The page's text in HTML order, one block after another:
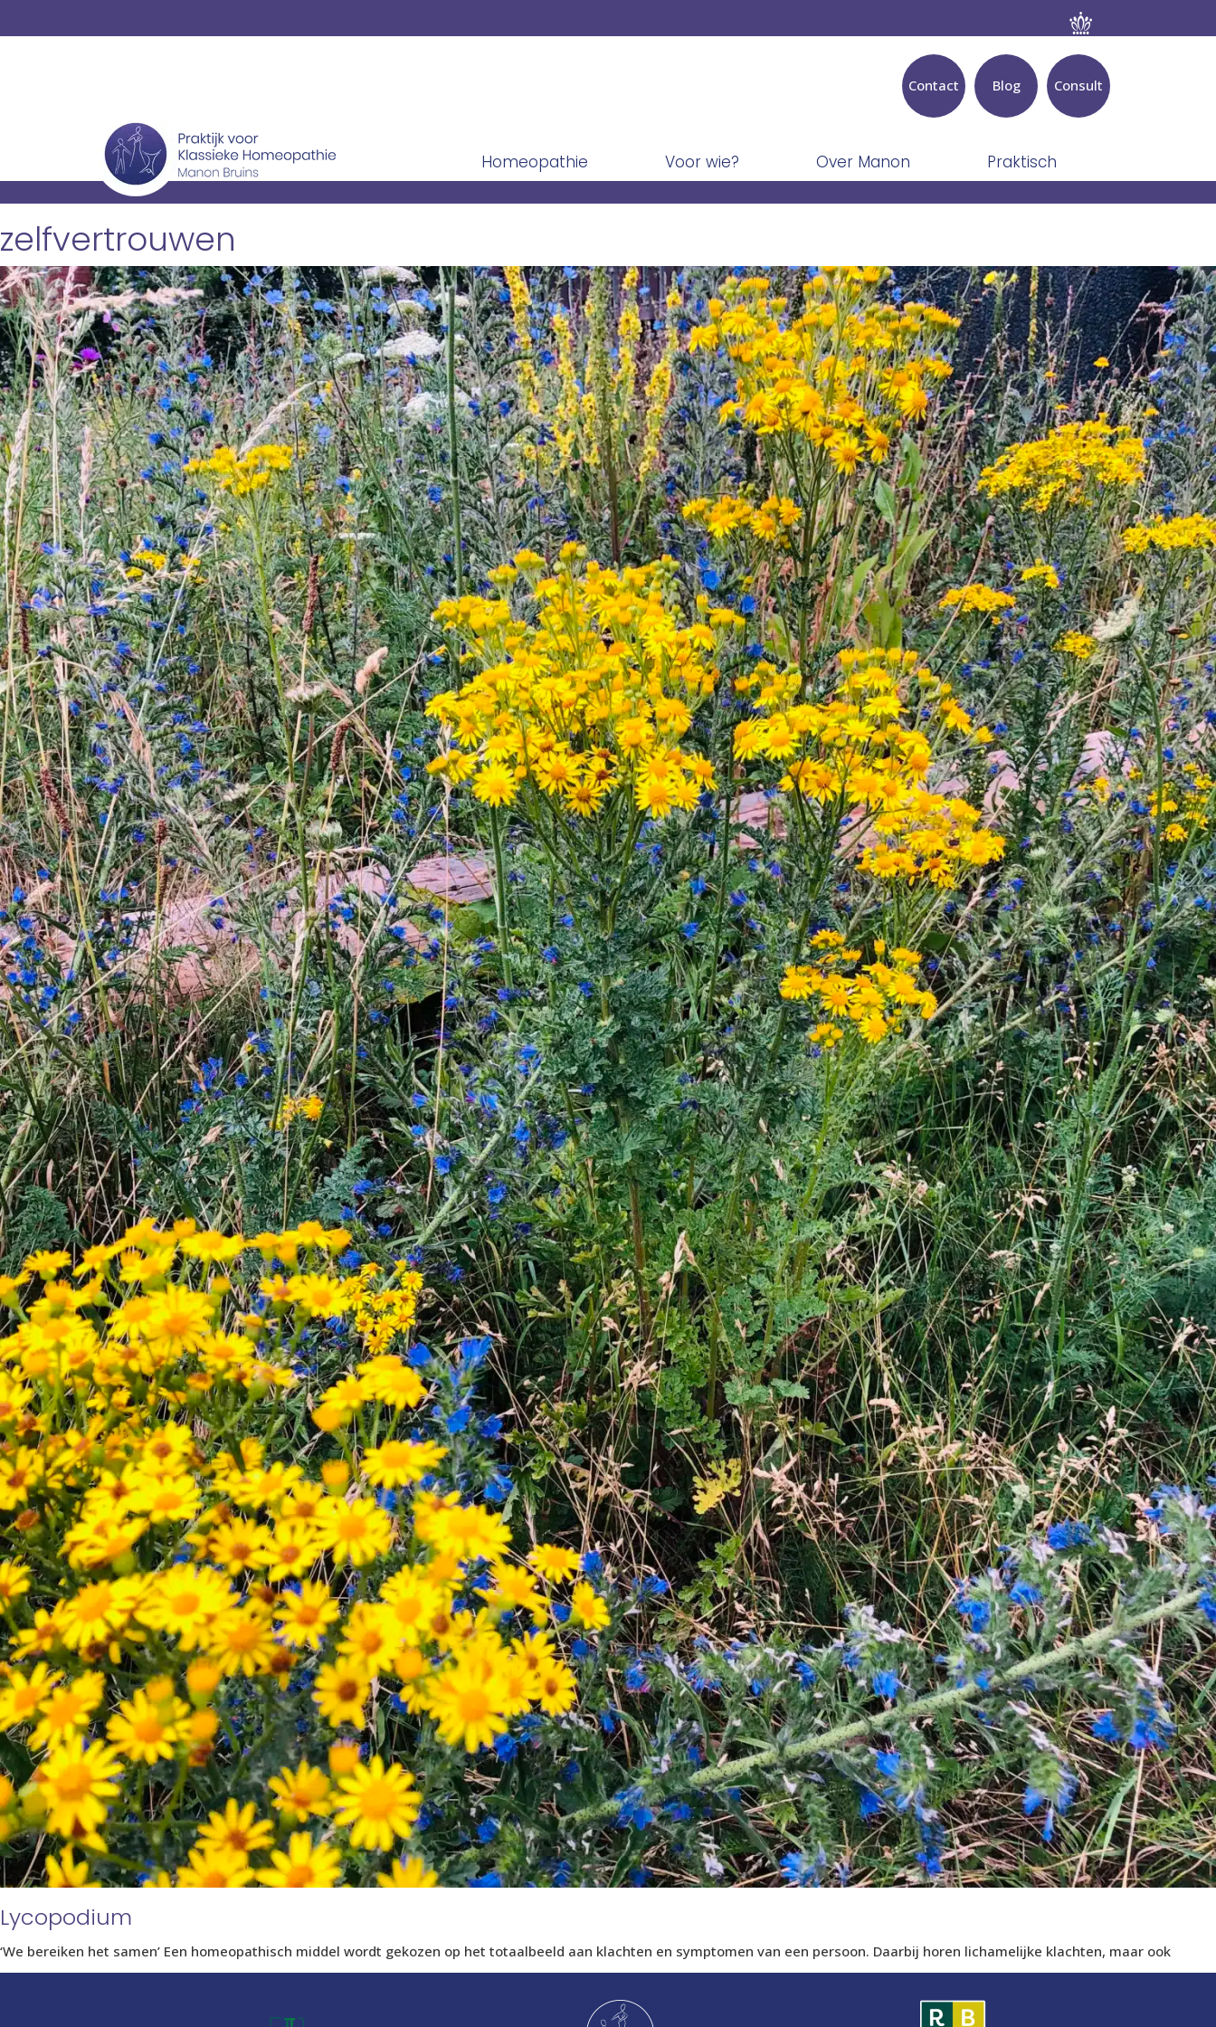
Consult
Blog
Contact
Homeopathie Voor wie? Over Manon Praktisch
zelfvertrouwen
Lycopodium
‘We bereiken het samen’ Een homeopathisch middel wordt gekozen op het totaalbeeld aan klachten en symptomen van een persoon. Daarbij horen lichamelijke klachten, maar ook